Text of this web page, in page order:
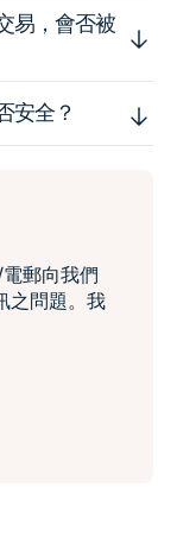
易，會否被
安全？
郵向我們
之問題。我